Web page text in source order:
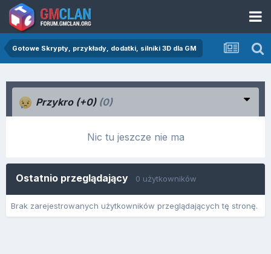
Gotowe Skrypty, przykłady, dodatki, silniki 3D dla GM
Przykro (+0) (0)
Nic tu jeszcze nie ma
Ostatnio przeglądający 0 użytkowników
Brak zarejestrowanych użytkowników przeglądających tę stronę.